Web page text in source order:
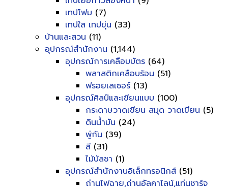
เทปโฟม (7)
เทปใส เทปขุ่น (33)
บ้านและสวน (11)
อุปกรณ์สำนักงาน (1,144)
อุปกรณ์การเคลือบบัตร (64)
พลาสติกเคลือบร้อน (51)
ฟรอยเลเซอร์ (13)
อุปกรณ์ศิลป์และเขียนแบบ (100)
กระดาษวาดเขียน สมุด วาดเขียน (5)
ดินน้ำมัน (24)
พู่กัน (39)
สี (31)
ไม้บัลชา (1)
อุปกรณ์สำนักงานอิเล็กทรอนิกส์ (51)
ถ่านไฟฉาย,ถ่านอัลคาไลน์,แท่นชาร์จ